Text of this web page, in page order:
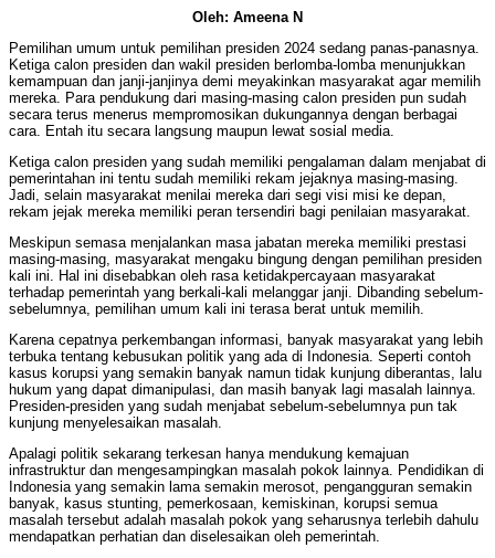
Oleh: Ameena N
Pemilihan umum untuk pemilihan presiden 2024 sedang panas-panasnya.
Ketiga calon presiden dan wakil presiden berlomba-lomba menunjukkan
kemampuan dan janji-janjinya demi meyakinkan masyarakat agar memilih
mereka. Para pendukung dari masing-masing calon presiden pun sudah
secara terus menerus mempromosikan dukungannya dengan berbagai
cara. Entah itu secara langsung maupun lewat sosial media.
Ketiga calon presiden yang sudah memiliki pengalaman dalam menjabat di
pemerintahan ini tentu sudah memiliki rekam jejaknya masing-masing.
Jadi, selain masyarakat menilai mereka dari segi visi misi ke depan,
rekam jejak mereka memiliki peran tersendiri bagi penilaian masyarakat.
Meskipun semasa menjalankan masa jabatan mereka memiliki prestasi
masing-masing, masyarakat mengaku bingung dengan pemilihan presiden
kali ini. Hal ini disebabkan oleh rasa ketidakpercayaan masyarakat
terhadap pemerintah yang berkali-kali melanggar janji. Dibanding sebelum-
sebelumnya, pemilihan umum kali ini terasa berat untuk memilih.
Karena cepatnya perkembangan informasi, banyak masyarakat yang lebih
terbuka tentang kebusukan politik yang ada di Indonesia. Seperti contoh
kasus korupsi yang semakin banyak namun tidak kunjung diberantas, lalu
hukum yang dapat dimanipulasi, dan masih banyak lagi masalah lainnya.
Presiden-presiden yang sudah menjabat sebelum-sebelumnya pun tak
kunjung menyelesaikan masalah.
Apalagi politik sekarang terkesan hanya mendukung kemajuan
infrastruktur dan mengesampingkan masalah pokok lainnya. Pendidikan di
Indonesia yang semakin lama semakin merosot, pengangguran semakin
banyak, kasus stunting, pemerkosaan, kemiskinan, korupsi semua
masalah tersebut adalah masalah pokok yang seharusnya terlebih dahulu
mendapatkan perhatian dan diselesaikan oleh pemerintah.